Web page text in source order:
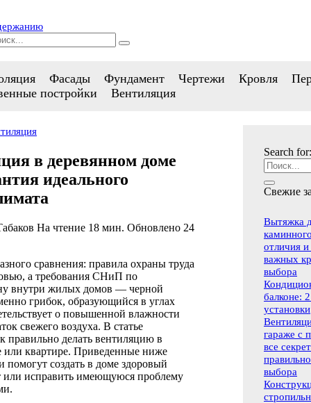
Фасады Фундамент Чертежи Кровля
постройки
Вентиляция
в деревянном доме
идеального
На чтение 18 мин. Обновлено 24
сравнения: правила охраны труда
а требования СНиП по
внутри жилых домов — черной
грибок, образующийся в углах
о повышенной влажности
свежего воздуха. В статье
правильно делать вентиляцию в
или квартире. Приведенные ниже
помогут создать в доме здоровый
или исправить имеющуюся проблему
Search for:
Свежие
Вытяжка
отличия и
важных
выбора
балконе:
установки
гараже с
все
выбора